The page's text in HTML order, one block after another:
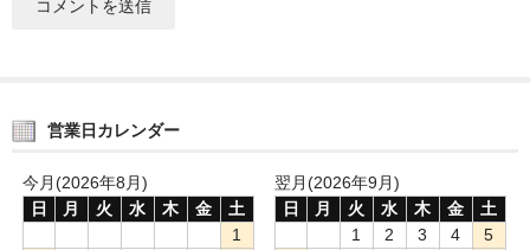
営業日カレンダー
今月(2026年8月)
日
月 火 水 木 金
土
1
翌月(2026年9月)
日
月 火 水 木 金
土
1
2 3 4
5